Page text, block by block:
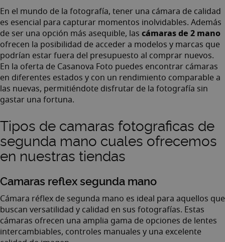
En el mundo de la fotografía, tener una cámara de calidad
es esencial para capturar momentos inolvidables. Además
de ser una opción más asequible, las cámaras de 2 mano
ofrecen la posibilidad de acceder a modelos y marcas que
podrían estar fuera del presupuesto al comprar nuevos.
En la oferta de Casanova Foto puedes encontrar cámaras
en diferentes estados y con un rendimiento comparable a
las nuevas, permitiéndote disfrutar de la fotografía sin
gastar una fortuna.
Tipos de camaras fotograficas de
segunda mano cuales ofrecemos
en nuestras tiendas
Camaras reflex segunda mano
Cámara réflex de segunda mano es ideal para aquellos que
buscan versatilidad y calidad en sus fotografías. Estas
cámaras ofrecen una amplia gama de opciones de lentes
intercambiables, controles manuales y una excelente